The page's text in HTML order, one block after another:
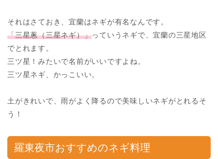
それはさておき、宜蘭はネギが有名なんです。
「三星蔥（三星ネギ）」っていうネギで、宜蘭の三星地区
でとれます。
三ツ星！みたいで名前がいいですよね。
三ツ星ネギ、かっこいい。
土がきれいで、雨がよく降るので美味しいネギがとれるそ
う！
羅東夜市おすすめのネギ料理